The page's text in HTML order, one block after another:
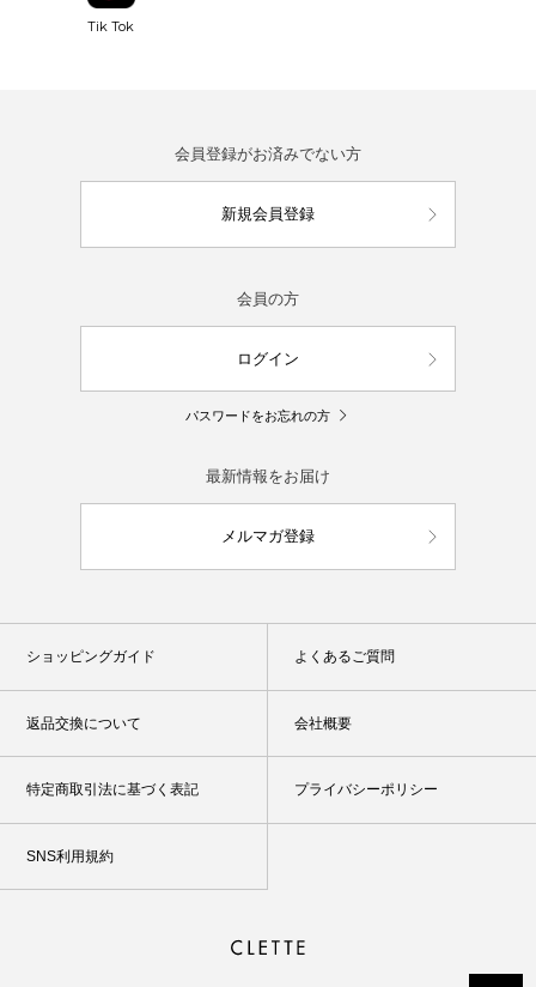
Tik Tok
会員登録がお済みでない方
新規会員登録
会員の方
ログイン
パスワードをお忘れの方
最新情報をお届け
メルマガ登録
ショッピングガイド よくあるご質問
返品交換について 会社概要
特定商取引法に基づく表記 プライバシーポリシー
SNS利用規約